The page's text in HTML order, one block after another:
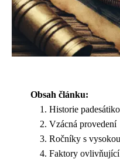
Obsah článku:
Historie
Vzácná provedení
Ročníky s
Faktory ovlivňující